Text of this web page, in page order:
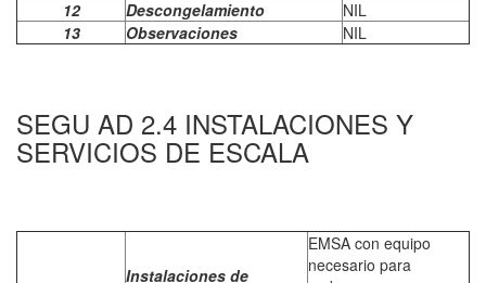
12
Descongelamiento
NIL
13
Observaciones NIL
SEGU AD 2.4 INSTALACIONES Y
SERVICIOS DE ESCALA
Instalaciones de
EMSA con equipo
necesario para